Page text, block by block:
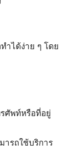
ำได้ง่าย ๆ โดย
ศัพท์หรือที่อยู่
ารถใช้บริการ